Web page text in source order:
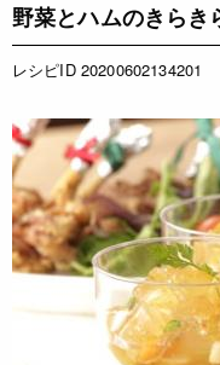
野菜とハムのきらき
レシピID 20200602134201